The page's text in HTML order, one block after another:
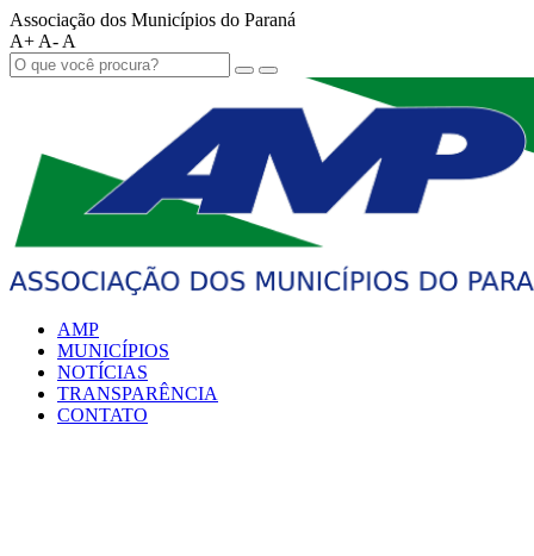
Associação dos Municípios do Paraná
A+ A- A
AMP
MUNICÍPIOS
NOTÍCIAS
TRANSPARÊNCIA
CONTATO